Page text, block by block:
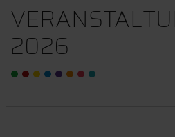
2026